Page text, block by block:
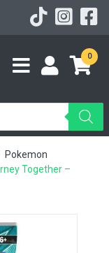
0
Pokemon
Together –